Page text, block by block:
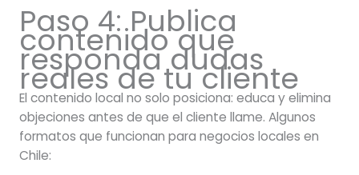
Paso 4: Publica
contenido que
responda dudas
reales de tu cliente
El contenido local no solo posiciona: educa y elimina
objeciones antes de que el cliente llame. Algunos
formatos que funcionan para negocios locales en
Chile: